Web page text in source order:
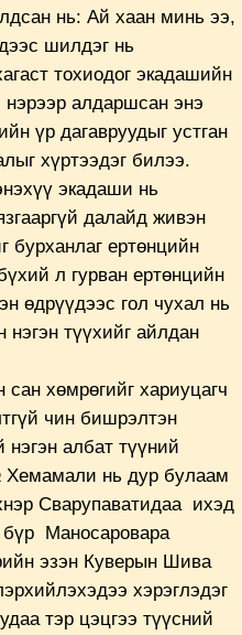
нь: Ай хаан минь ээ,
шилдэг нь
тохиодог экадашийн
алдаршсан энэ
үр дагавруудыг устган
хүртээдэг билээ.
экадаши нь
далайд живэн
бурханлаг ертөнцийн
л гурван ертөнцийн
өдрүүдээс гол чухал нь
түүхийг айлдан
хөмрөгийг хариуцагч
чин бишрэлтэн
албат түүний
Хемамали нь дур булаам
Сварупаватидаа ихэд
Маносаровара
эзэн Куверын Шива
хэрэглэдэг
тэр цэцгээ түүсний